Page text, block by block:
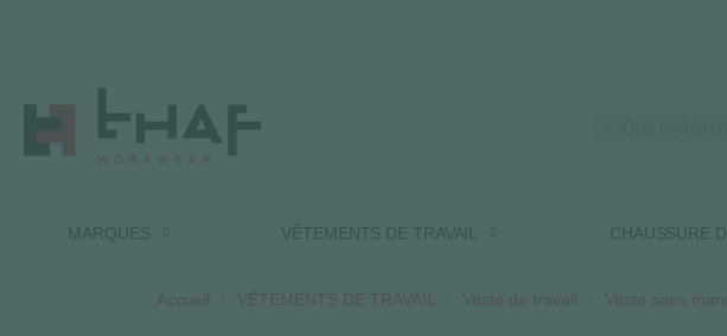
MARQUES VÊTEMENTS DE TRAVAIL CHAUSSURE
Accueil VÊTEMENTS DE TRAVAIL Veste de travail Veste sans